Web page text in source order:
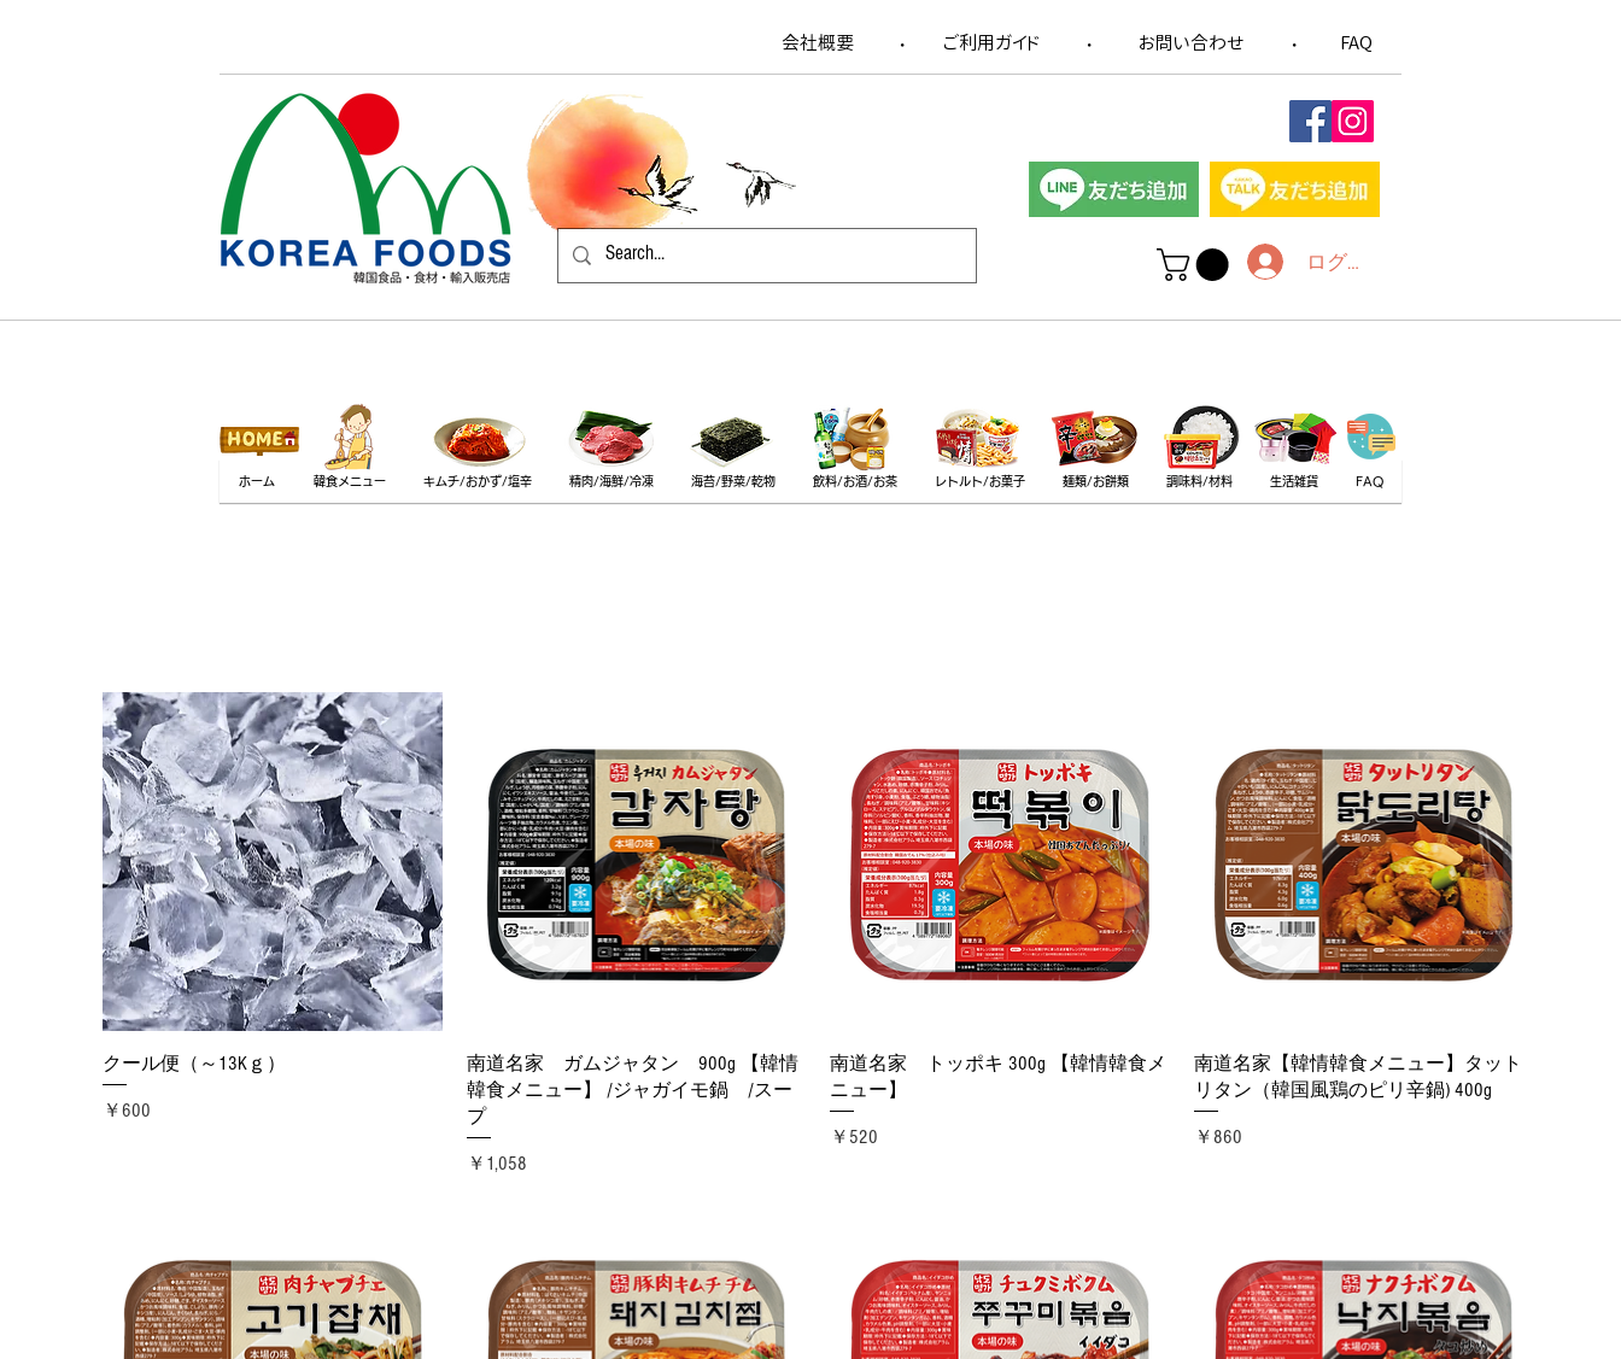
会社概要 ​ご利用ガイド
​・ お問い合わせ
​・ FAQ
​・
ログイン
クイックビュー
クール便（～13Kｇ）
価格
￥600
クイックビュー
南道名家 ガムジャタン 900g 【韓情
韓食メニュー】 /ジャガイモ鍋 /スー
プ
価格
￥1,058
クイックビュー
南道名家 トッポキ 300g 【韓情韓食メ
ニュー】
価格
￥520
クイックビュー
南道名家【韓情韓食メニュー】タット
リタン（韓国風鶏のピリ辛鍋) 400g
価格
￥860
ホーム 韓食メニュー キムチ/おかず/塩辛 精肉/海鮮/冷凍 海苔/野菜/乾物 飲料/お酒/お茶 レトルト/お菓子 麺類/お餅類 調味料/材料 生活雑貨 FAQ